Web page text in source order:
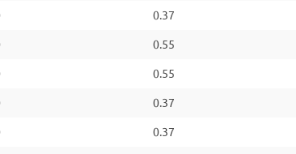
0.37
0.55
0.55
0.37
0.37